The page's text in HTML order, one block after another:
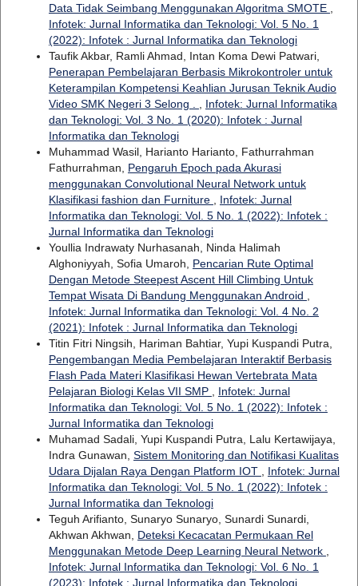
Data Tidak Seimbang Menggunakan Algoritma SMOTE
Infotek: Jurnal Informatika dan Teknologi: Vol. 5 No. 1
(2022): Infotek : Jurnal Informatika dan Teknologi
Taufik Akbar, Ramli Ahmad, Intan Koma Dewi Patwari,
Penerapan Pembelajaran Berbasis Mikrokontroler untuk
Keterampilan Kompetensi Keahlian Jurusan Teknik Audio
Video SMK Negeri 3 Selong .
Infotek: Jurnal Informatika
dan Teknologi: Vol. 3 No. 1 (2020): Infotek : Jurnal
Informatika dan Teknologi
Muhammad Wasil, Harianto Harianto, Fathurrahman
Fathurrahman, Pengaruh Epoch pada Akurasi
menggunakan Convolutional Neural Network untuk
Klasifikasi fashion dan Furniture
Infotek: Jurnal
Informatika dan Teknologi: Vol. 5 No. 1 (2022): Infotek :
Jurnal Informatika dan Teknologi
Youllia Indrawaty Nurhasanah, Ninda Halimah
Alghoniyyah, Sofia Umaroh, Pencarian Rute Optimal
Dengan Metode Steepest Ascent Hill Climbing Untuk
Tempat Wisata Di Bandung Menggunakan Android
Infotek: Jurnal Informatika dan Teknologi: Vol. 4 No. 2
(2021): Infotek : Jurnal Informatika dan Teknologi
Titin Fitri Ningsih, Hariman Bahtiar, Yupi Kuspandi Putra,
Pengembangan Media Pembelajaran Interaktif Berbasis
Flash Pada Materi Klasifikasi Hewan Vertebrata Mata
Pelajaran Biologi Kelas VII SMP
Infotek: Jurnal
Informatika dan Teknologi: Vol. 5 No. 1 (2022): Infotek :
Jurnal Informatika dan Teknologi
Muhamad Sadali, Yupi Kuspandi Putra, Lalu Kertawijaya,
Indra Gunawan, Sistem Monitoring dan Notifikasi Kualitas
Udara Dijalan Raya Dengan Platform IOT
Infotek: Jurnal
Informatika dan Teknologi: Vol. 5 No. 1 (2022): Infotek :
Jurnal Informatika dan Teknologi
Teguh Arifianto, Sunaryo Sunaryo, Sunardi Sunardi,
Akhwan Akhwan, Deteksi Kecacatan Permukaan Rel
Menggunakan Metode Deep Learning Neural Network
Infotek: Jurnal Informatika dan Teknologi: Vol. 6 No. 1
(2023): Infotek : Jurnal Informatika dan Teknologi